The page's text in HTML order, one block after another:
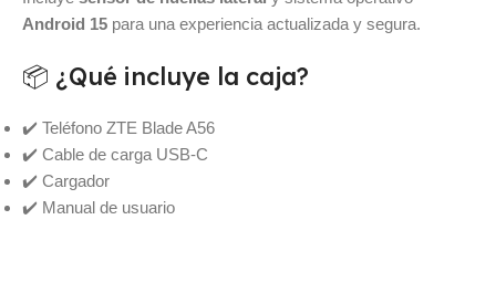
Android 15 para una experiencia actualizada y segura.
📦 ¿Qué incluye la caja?
✔️ Teléfono ZTE Blade A56
✔️ Cable de carga USB-C
✔️ Cargador
✔️ Manual de usuario